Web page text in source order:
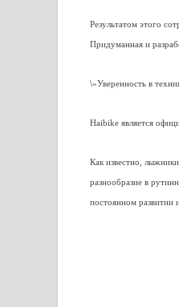
Результатом этого
Придуманная и
\»Уверенность в
Haibike является
Как известно,
разнообразие в
постоянном развитии